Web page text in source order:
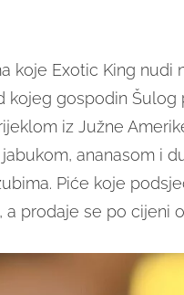
koje Exotic King nudi
kojeg gospodin Šulog
iz Južne
ananasom i
Piće koje
a prodaje se po cijeni